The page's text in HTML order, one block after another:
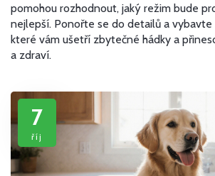
pomohou rozhodnout, jaký režim bude
nejlepší. Ponořte se do detailů a vybavte
které vám ušetří zbytečné hádky a
a zdraví.
7
říj